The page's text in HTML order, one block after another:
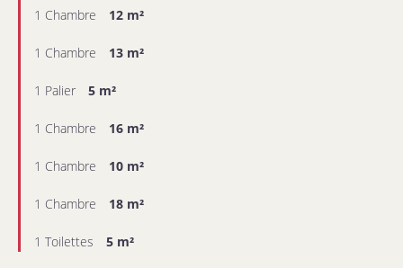
1 Chambre 12 m²
1 Chambre 13 m²
1 Palier 5 m²
1 Chambre 16 m²
1 Chambre 10 m²
1 Chambre 18 m²
1 Toilettes 5 m²